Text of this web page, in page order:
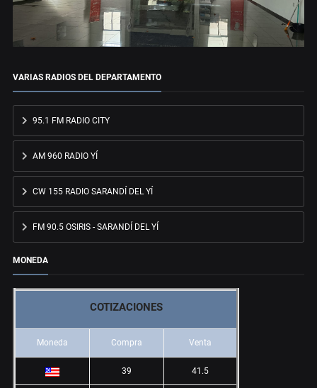
VARIAS RADIOS DEL DEPARTAMENTO
95.1 FM RADIO CITY
AM 960 RADIO YÍ
CW 155 RADIO SARANDÍ DEL YÍ
FM 90.5 OSIRIS - SARANDÍ DEL YÍ
MONEDA
COTIZACIONES
Moneda Compra Venta
39 41.5